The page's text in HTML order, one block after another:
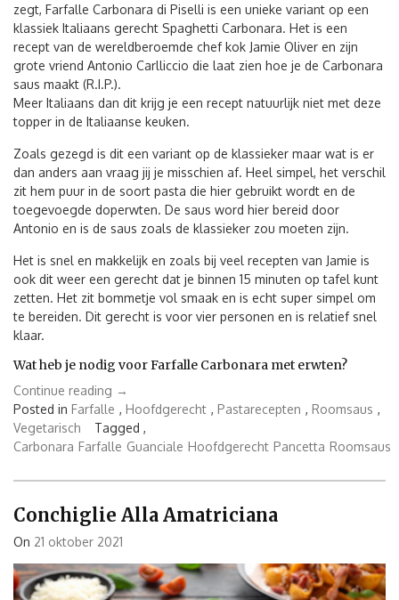
zegt, Farfalle Carbonara di Piselli is een unieke variant op een
klassiek Italiaans gerecht Spaghetti Carbonara. Het is een
recept van de wereldberoemde chef kok Jamie Oliver en zijn
grote vriend Antonio Carlliccio die laat zien hoe je de Carbonara
saus maakt (R.I.P.).
Meer Italiaans dan dit krijg je een recept natuurlijk niet met deze
topper in de Italiaanse keuken.
Zoals gezegd is dit een variant op de klassieker maar wat is er
dan anders aan vraag jij je misschien af. Heel simpel, het verschil
zit hem puur in de soort pasta die hier gebruikt wordt en de
toegevoegde doperwten. De saus word hier bereid door
Antonio en is de saus zoals de klassieker zou moeten zijn.
Het is snel en makkelijk en zoals bij veel recepten van Jamie is
ook dit weer een gerecht dat je binnen 15 minuten op tafel kunt
zetten. Het zit bommetje vol smaak en is echt super simpel om
te bereiden. Dit gerecht is voor vier personen en is relatief snel
klaar.
Wat heb je nodig voor Farfalle Carbonara met erwten?
Continue reading “Farfalle
Carbonara
met
erwten”
→
Posted in Farfalle , Hoofdgerecht , Pastarecepten , Roomsaus ,
Vegetarisch
Tagged ,
Carbonara Farfalle Guanciale Hoofdgerecht Pancetta Roomsaus
Conchiglie Alla Amatriciana
On 21 oktober 2021